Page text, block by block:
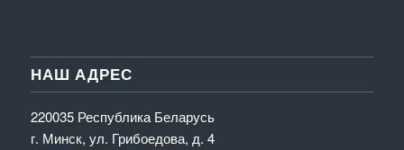
НАШ АДРЕС
220035 Республика Беларусь
г. Минск, ул. Грибоедова, д. 4